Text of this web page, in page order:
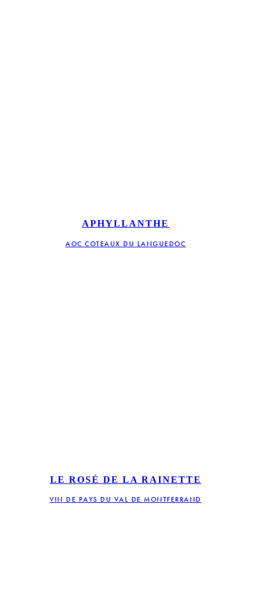
APHYLLANTHE
AOC COTEAUX DU LANGUEDOC
LE ROSÉ DE LA RAINETTE
VIN DE PAYS DU VAL DE MONTFERRAND